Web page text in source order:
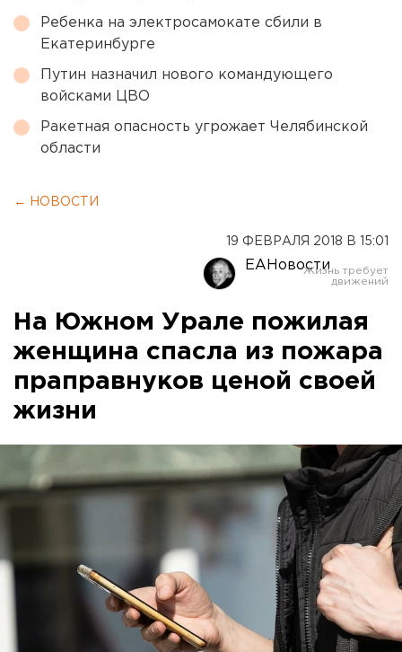
Ребенка на электросамокате сбили в
Екатеринбурге
Путин назначил нового командующего
войсками ЦВО
Ракетная опасность угрожает Челябинской
области
← НОВОСТИ
19 ФЕВРАЛЯ 2018 В 15:01
ЕАНовости
На Южном Урале пожилая
женщина спасла из пожара
праправнуков ценой своей
жизни